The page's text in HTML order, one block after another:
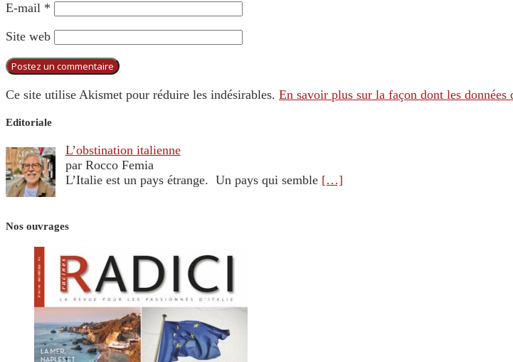
E-mail *
Site web
Ce site utilise Akismet pour réduire les indésirables. En savoir plus sur la façon dont les données
Editoriale
L’obstination italienne
par Rocco Femia
L’Italie est un pays étrange. Un pays qui semble […]
Nos ouvrages